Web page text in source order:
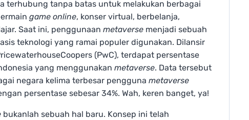
terhubung tanpa batas untuk melakukan berbagai
game online, konser virtual, berbelanja,
Saat ini, penggunaan metaverse menjadi sebuah
teknologi yang ramai populer digunakan. Dilansir
(PwC), terdapat persentase
yang menggunakan metaverse. Data tersebut
negara kelima terbesar pengguna metaverse
persentase sebesar 34%. Wah, keren banget, ya!
bukanlah sebuah hal baru. Konsep ini telah